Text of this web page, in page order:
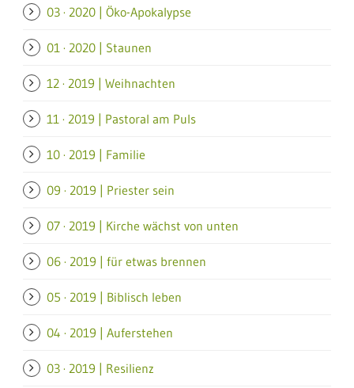
03 · 2020 | Öko-Apokalypse
01 · 2020 | Staunen
12 · 2019 | Weihnachten
11 · 2019 | Pastoral am Puls
10 · 2019 | Familie
09 · 2019 | Priester sein
07 · 2019 | Kirche wächst von unten
06 · 2019 | für etwas brennen
05 · 2019 | Biblisch leben
04 · 2019 | Auferstehen
03 · 2019 | Resilienz